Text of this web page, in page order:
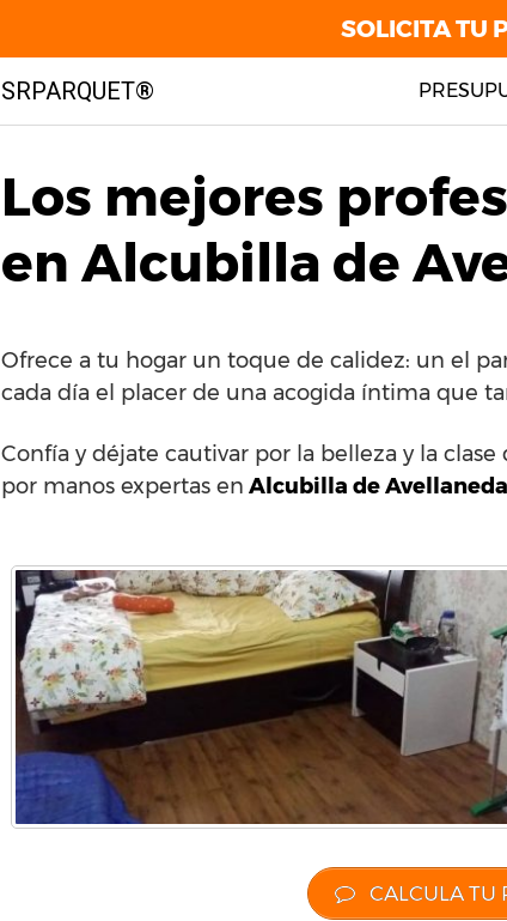
SRPARQUET®
Los mejores
en Alcubilla de
Ofrece a tu hogar un toque de calidez: un el
cada día el placer de una acogida íntima que
Confía y déjate cautivar por la belleza y la
por manos expertas en Alcubilla de Avellaneda
CALCULA TU
SOLICITA TU